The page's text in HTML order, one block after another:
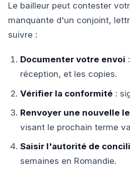
Le bailleur peut contester
manquante d'un conjoint,
suivre :
Documenter votre envoi
réception, et les copies.
Vérifier la conformité :
Renvoyer une nouvelle
visant le prochain terme
Saisir l'autorité de
semaines en Romandie.